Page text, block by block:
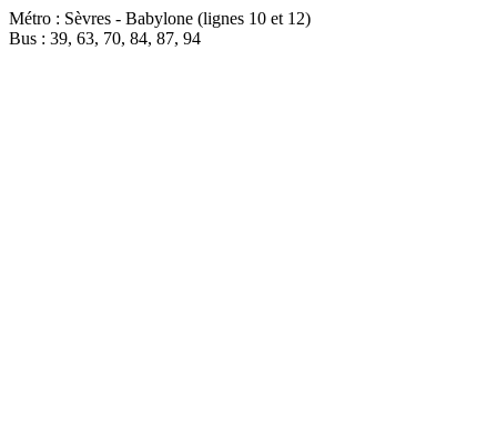
Métro : Sèvres - Babylone (lignes 10 et 12)
Bus : 39, 63, 70, 84, 87, 94